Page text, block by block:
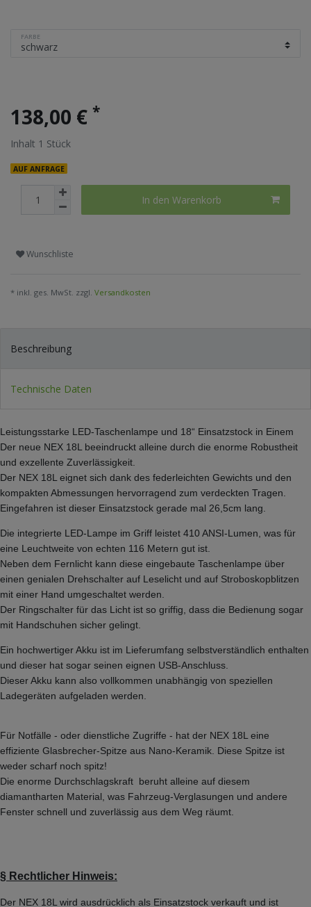
FARBE
138,00 € *
Inhalt 1 Stück
AUF ANFRAGE
In den Warenkorb
Wunschliste
* inkl. ges. MwSt. zzgl. Versandkosten
Beschreibung
Technische Daten
Leistungsstarke LED-Taschenlampe und 18“ Einsatzstock in Einem
Der neue NEX 18L beeindruckt alleine durch die enorme Robustheit
und exzellente Zuverlässigkeit.
Der NEX 18L eignet sich dank des federleichten Gewichts und den
kompakten Abmessungen hervorragend zum verdeckten Tragen.
Eingefahren ist dieser Einsatzstock gerade mal 26,5cm lang.
Die integrierte LED-Lampe im Griff leistet 410 ANSI-Lumen, was für
eine Leuchtweite von echten 116 Metern gut ist.
Neben dem Fernlicht kann diese eingebaute Taschenlampe über
einen genialen Drehschalter auf Leselicht und auf Stroboskopblitzen
mit einer Hand umgeschaltet werden.
Der Ringschalter für das Licht ist so griffig, dass die Bedienung sogar
mit Handschuhen sicher gelingt.
Ein hochwertiger Akku ist im Lieferumfang selbstverständlich enthalten
und dieser hat sogar seinen eignen USB-Anschluss.
Dieser Akku kann also vollkommen unabhängig von speziellen
Ladegeräten aufgeladen werden.
Für Notfälle - oder dienstliche Zugriffe - hat der NEX 18L eine
effiziente Glasbrecher-Spitze aus Nano-Keramik. Diese Spitze ist
weder scharf noch spitz!
Die enorme Durchschlagskraft beruht alleine auf diesem
diamantharten Material, was Fahrzeug-Verglasungen und andere
Fenster schnell und zuverlässig aus dem Weg räumt.
§ Rechtlicher Hinweis:
Der NEX 18L wird ausdrücklich als Einsatzstock verkauft und ist